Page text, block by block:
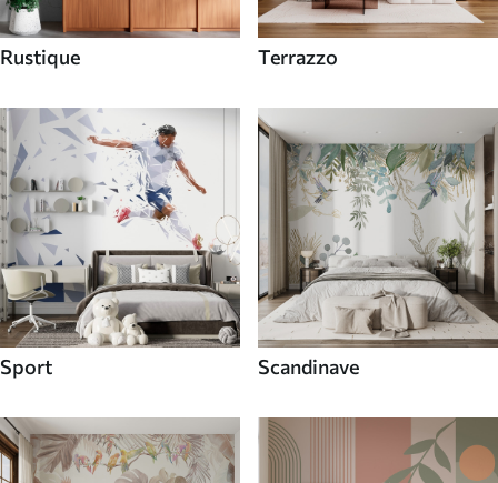
Rustique Terrazzo
Sport Scandinave